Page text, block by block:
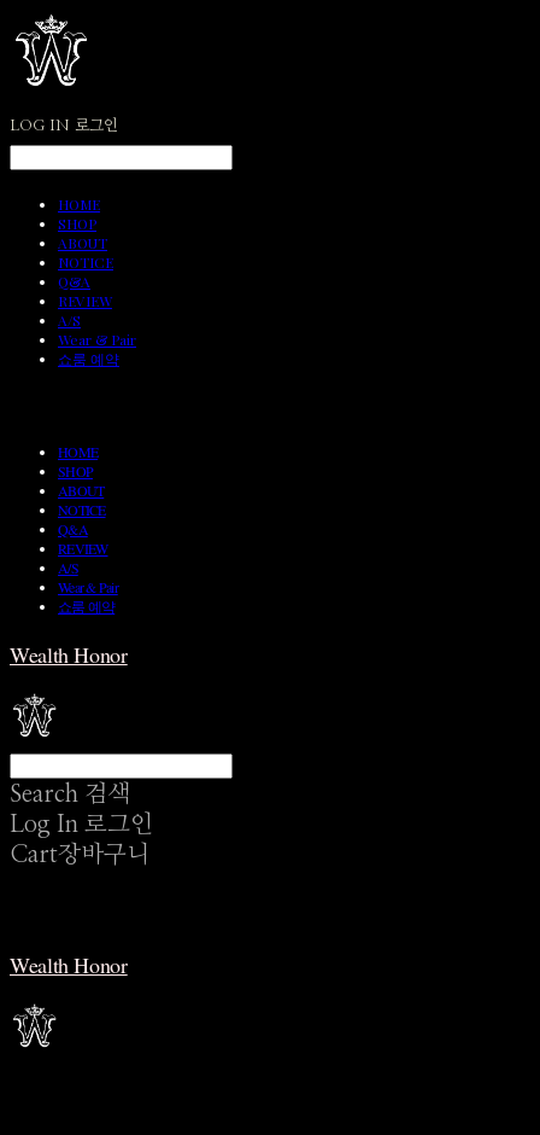
LOG IN 로그인
HOME
SHOP
ABOUT
NOTICE
Q&A
REVIEW
A/S
Wear & Pair
쇼룸 예약
HOME
SHOP
ABOUT
NOTICE
Q&A
REVIEW
A/S
Wear & Pair
쇼룸 예약
Wealth Honor
Search 검색
Log In 로그인
Cart장바구니
Wealth Honor